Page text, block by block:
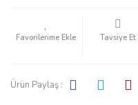
Tavsiye Et
Ürün Paylaş :